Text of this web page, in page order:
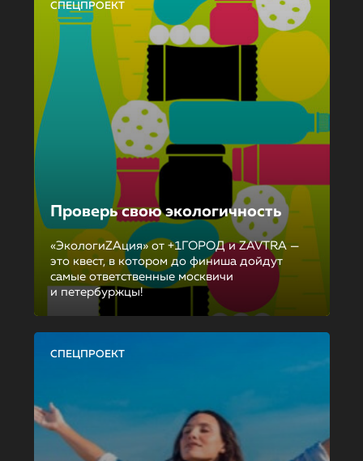
СПЕЦПРОЕКТ
Проверь свою экологичность
«ЭкологиZAция» от +1ГОРОД и ZAVTRA —
это квест, в котором до финиша дойдут
самые ответственные москвичи
и петербуржцы!
СПЕЦПРОЕКТ